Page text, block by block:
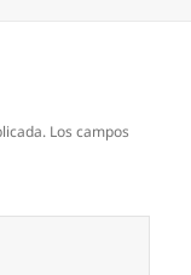
Los campos